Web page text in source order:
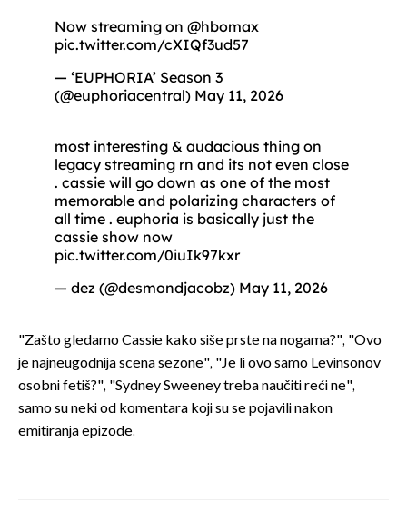
Now streaming on @hbomax
pic.twitter.com/cXIQf3ud57
— ‘EUPHORIA’ Season 3
(@euphoriacentral) May 11, 2026
most interesting & audacious thing on
legacy streaming rn and its not even close
. cassie will go down as one of the most
memorable and polarizing characters of
all time . euphoria is basically just the
cassie show now
pic.twitter.com/0iuIk97kxr
— dez (@desmondjacobz) May 11, 2026
"Zašto gledamo Cassie kako siše prste na nogama?", "Ovo
je najneugodnija scena sezone", "Je li ovo samo Levinsonov
osobni fetiš?", "Sydney Sweeney treba naučiti reći ne",
samo su neki od komentara koji su se pojavili nakon
emitiranja epizode.